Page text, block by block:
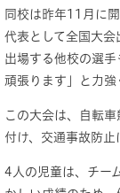
同校は昨年11月に
代表として全国大会
出場する他校の選
頑張ります」と力強
この大会は、自転
付け、交通事故防止
4人の児童は、チー